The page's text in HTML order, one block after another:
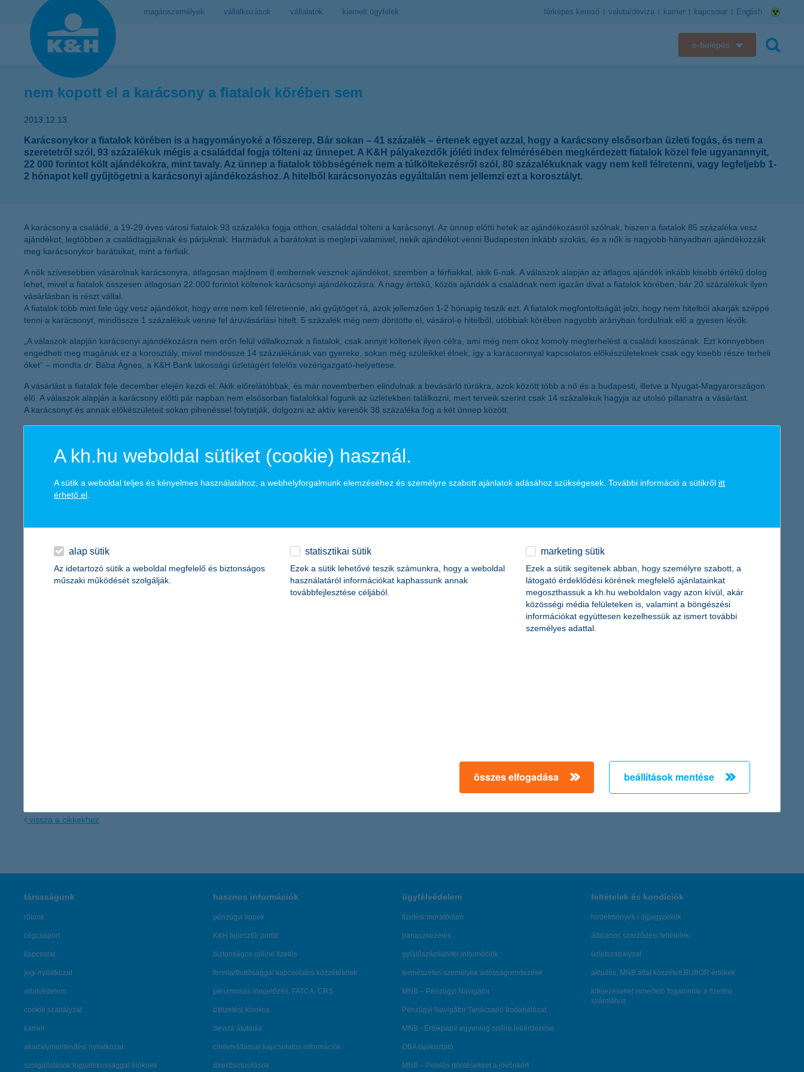
magánszemélyek vállalkozások vállalatok kiemelt ügyfelek térképes kereső valuta/deviza karrier kapcsolat English
e-belépés
K&H web Electra
K&H token megújítás
nem kopott el a karácsony a fiatalok körében sem
2013.12.13.
Karácsonykor a fiatalok körében is a hagyományoké a főszerep. Bár sokan – 41 százalék – értenek egyet azzal, hogy a karácsony elsősorban üzleti fogás, és nem a
szeretetről szól, 93 százalékuk mégis a családdal fogja tölteni az ünnepet. A K&H pályakezdők jóléti index felmérésében megkérdezett fiatalok közel fele ugyanannyit,
22 000 forintot költ ajándékokra, mint tavaly. Az ünnep a fiatalok többségének nem a túlköltekezésről szól, 80 százalékuknak vagy nem kell félretenni, vagy legfeljebb 1-
2 hónapot kell gyűjtögetni a karácsonyi ajándékozáshoz. A hitelből karácsonyozás egyáltalán nem jellemzi ezt a korosztályt.
A karácsony a családé, a 19-29 éves városi fiatalok 93 százaléka fogja otthon, családdal tölteni a karácsonyt. Az ünnep előtti hetek az ajándékozásról szólnak, hiszen a fiatalok 85 százaléka vesz
ajándékot, legtöbben a családtagjaiknak és párjuknak. Harmaduk a barátokat is meglepi valamivel, nekik ajándékot venni Budapesten inkább szokás, és a nők is nagyobb hányadban ajándékozzák
meg karácsonykor barátaikat, mint a férfiak.
A nők szívesebben vásárolnak karácsonyra, átlagosan majdnem 8 embernek vesznek ajándékot, szemben a férfiakkal, akik 6-nak. A válaszok alapján az átlagos ajándék inkább kisebb értékű dolog
lehet, mivel a fiatalok összesen átlagosan 22.000 forintot költenek karácsonyi ajándékozásra. A nagy értékű, közös ajándék a családnak nem igazán divat a fiatalok körében, bár 20 százalékuk ilyen
vásárlásban is részt vállal.
A fiatalok több mint fele úgy vesz ajándékot, hogy erre nem kell félretennie, aki gyűjtöget rá, azok jellemzően 1-2 hónapig teszik ezt. A fiatalok megfontoltságát jelzi, hogy nem hitelből akarják széppé
tenni a karácsonyt, mindössze 1 százalékuk venne fel áruvásárlási hitelt. 5 százalék még nem döntötte el, vásárol-e hitelből, utóbbiak körében nagyobb arányban fordulnak elő a gyesen lévők.
„A válaszok alapján karácsonyi ajándékozásra nem erőn felül vállalkoznak a fiatalok, csak annyit költenek ilyen célra, ami még nem okoz komoly megterhelést a családi kasszának. Ezt könnyebben
engedheti meg magának ez a korosztály, mivel mindössze 14 százalékának van gyereke, sokan még szüleikkel élnek, így a karácsonnyal kapcsolatos előkészületeknek csak egy kisebb része terheli
őket” – mondta dr. Bába Ágnes, a K&H Bank lakossági üzletágért felelős vezérigazgató-helyettese.
A vásárlást a fiatalok fele december elején kezdi el. Akik előrelátóbbak, és már novemberben elindulnak a bevásárló túrákra, azok között több a nő és a budapesti, illetve a Nyugat-Magyarországon
élő. A válaszok alapján a karácsony előtti pár napban nem elsősorban fiatalokkal fogunk az üzletekben találkozni, mert terveik szerint csak 14 százalékuk hagyja az utolsó pillanatra a vásárlást.
A karácsonyt és annak előkészületeit sokan pihenéssel folytatják, dolgozni az aktív keresők 38 százaléka fog a két ünnep között.
termékpalettát nyújtsa számukra. A K&H országszerte 220 lakossági fiókot működtet, és mintegy 1 millió lakossági, kkv és vállalati ügyfelének kínál pénzügyi szolgáltatásokat. A magyar gazdaság
működését közel 1700 milliárd forintnyi kihelyezett hitel és hiteljellegű állománnyal segíti háztartások, kisvállalkozások, vállalatok és önkormányzatok finanszírozásán keresztül. A cégcsoport teljes
tevékenysége hozzávetőlegesen 4000 magyar beszállítónak és mintegy 700 banki és biztosítási ügynöknek biztosít megrendeléseket és folyamatos tevékenységet. A Bankcsoport az elmúlt 10 évben
144 milliárd forint adó megfizetésével járult hozzá a magyar állami költségvetés bevételeihez.
főbb adataink:
K&H Bank
2013. szeptember 30-án:
saját tőke (IFRS konszolidált, nem auditált):
2576 milliárd forint
vissza a cikkekhez
társaságunk
rólunk
cégcsoport
kapcsolat
jogi nyilatkozat
adatvédelem
cookie szabályzat
karrier
akadálymentesítési nyilatkozat
szolgáltatások fogyatékossággal élőknek
hasznos információk
pénzügyi tippek
K&H fejlesztői portál
biztonságos online fizetés
fenntarthatósággal kapcsolatos közzétételek
pénzmosás megelőzés, FATCA, CRS
díjfizetési kisokos
deviza átutalás
címletváltással kapcsolatos információk
direktbiztosítások
ügyfélvédelem
fizetési moratórium
panaszkezelés
gyűjtőszámlahitel információk
természetes személyek adósságrendezése
MNB – Pénzügyi Navigátor
Pénzügyi Navigátor Tanácsadó Irodahálózat
MNB - Értékpapír egyenleg online lekérdezése
OBA tájékoztató
MNB – Felelős döntésekkel a jövőnkért
feltételek és kondíciók
hirdetmények / díjjegyzékek
általános szerződési feltételek
üzletszabályzat
aktuális, MNB által közzétett BUBOR értékek
kifejezéseket ismertető fogalomtár a fizetési
számlához
A kh.hu weboldal sütiket (cookie) használ.
A sütik a weboldal teljes és kényelmes használatához, a webhelyforgalmunk elemzéséhez és személyre szabott ajánlatok adásához szükségesek. További információ a sütikről itt
érhető el
alap sütik
Az idetartozó sütik a weboldal megfelelő és biztonságos
műszaki működését szolgálják.
statisztikai sütik
Ezek a sütik lehetővé teszik számunkra, hogy a weboldal
használatáról információkat kaphassunk annak
továbbfejlesztése céljából.
marketing sütik
Ezek a sütik segítenek abban, hogy személyre szabott, a
látogató érdeklődési körének megfelelő ajánlatainkat
megoszthassuk a kh.hu weboldalon vagy azon kívül, akár
közösségi média felületeken is, valamint a böngészési
információkat együttesen kezelhessük az ismert további
személyes adattal.
összes elfogadása beállítások mentése